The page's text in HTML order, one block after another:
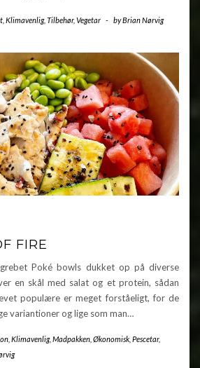
Klimavenlig, Tilbehør, Vegetar - byBrian Nørvig
FIRE
Poké bowls dukket op på diverse
en skål med salat og et protein, sådan
populære er meget forståeligt, for de
variantioner og lige som man…
Klimavenlig, Madpakken Økonomisk Pescetar,